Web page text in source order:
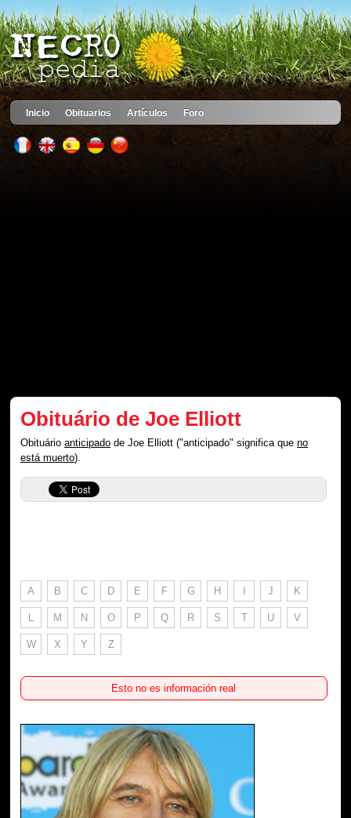
Inicio Obituarios Artículos Foro
Obituário de Joe Elliott
Obituárioanticipado de Joe Elliott ("anticipado" significa queno
está muerto).
A B C D E F G H I J K
L M N O P Q R S T U V
W X Y Z
Esto no es información real